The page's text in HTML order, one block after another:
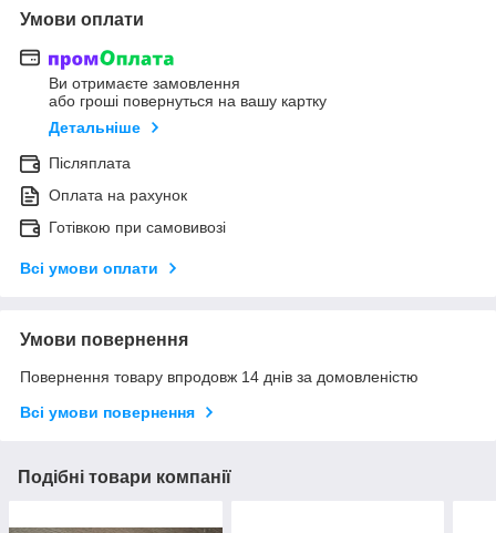
Умови оплати
Ви отримаєте замовлення
або гроші повернуться на вашу картку
Детальніше
Післяплата
Оплата на рахунок
Готівкою при самовивозі
Всі умови оплати
Умови повернення
Повернення товару впродовж 14 днів за домовленістю
Всі умови повернення
Подібні товари компанії